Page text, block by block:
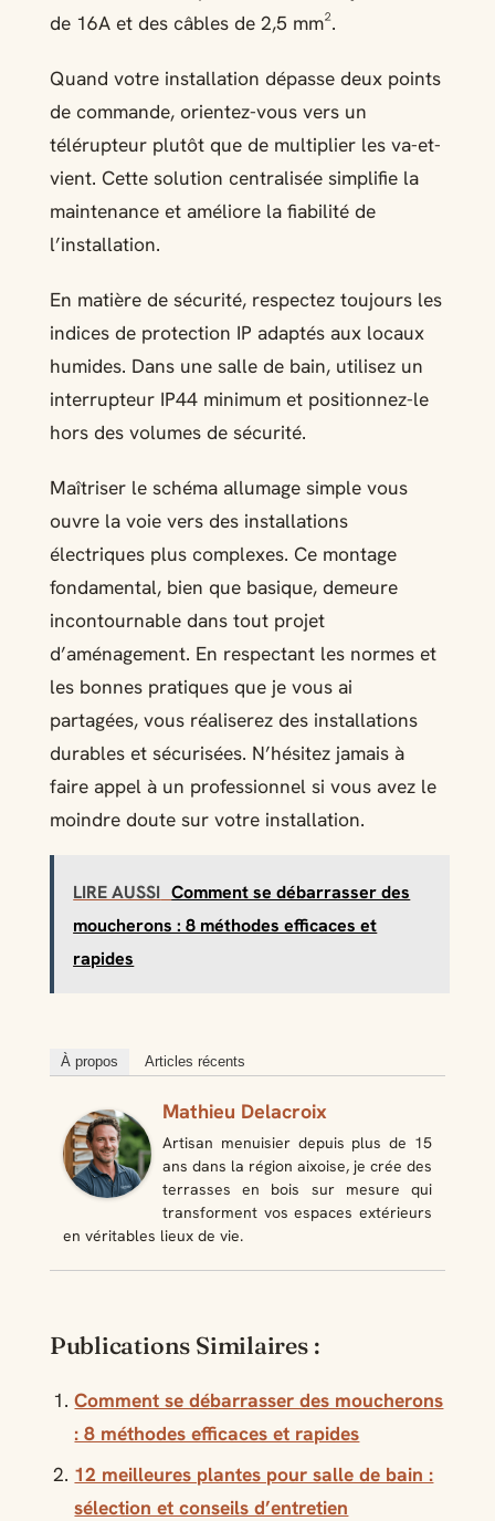
de 16A et des câbles de 2,5 mm².
Quand votre installation dépasse deux points
de commande, orientez-vous vers un
télérupteur plutôt que de multiplier les va-et-
vient. Cette solution centralisée simplifie la
maintenance et améliore la fiabilité de
l’installation.
En matière de sécurité, respectez toujours les
indices de protection IP adaptés aux locaux
humides. Dans une salle de bain, utilisez un
interrupteur IP44 minimum et positionnez-le
hors des volumes de sécurité.
Maîtriser le schéma allumage simple vous
ouvre la voie vers des installations
électriques plus complexes. Ce montage
fondamental, bien que basique, demeure
incontournable dans tout projet
d’aménagement. En respectant les normes et
les bonnes pratiques que je vous ai
partagées, vous réaliserez des installations
durables et sécurisées. N’hésitez jamais à
faire appel à un professionnel si vous avez le
moindre doute sur votre installation.
LIRE AUSSI Comment se débarrasser des
moucherons : 8 méthodes efficaces et
rapides
À propos Articles récents
Mathieu Delacroix
Artisan menuisier depuis plus de 15
ans dans la région aixoise, je crée des
terrasses en bois sur mesure qui
transforment vos espaces extérieurs
en véritables lieux de vie.
Publications Similaires :
Comment se débarrasser des moucherons
: 8 méthodes efficaces et rapides
12 meilleures plantes pour salle de bain :
sélection et conseils d’entretien